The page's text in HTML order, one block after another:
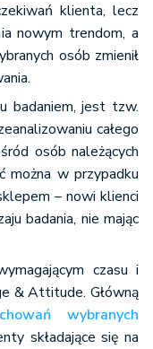
klienta, lecz
nowym trendom, a
osób zmienił
badaniem, jest tzw.
całego
osób należących
można w przypadku
– nowi klienci
badania, nie mając
czasu i
& Attitude. Główną
wybranych
składające się na